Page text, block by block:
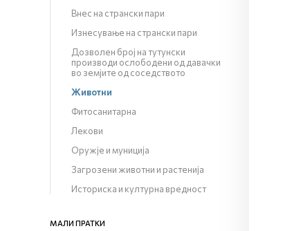
Внес на странски пари
Изнесување на странски пари
Дозволен број на тутунски
производи ослободени од давачки
во земјите од соседството
Животни
Фитосанитарна
Лекови
Оружје и муниција
Загрозени животни и растенија
Историска и културна вредност
МАЛИ ПРАТКИ